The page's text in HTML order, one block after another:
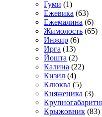
Гуми (1)
Ежевика (63)
Ежемалина (6)
Жимолость (65)
Инжир (6)
Ирга (13)
Йошта (2)
Калина (22)
Кизил (4)
Клюква (5)
Княженика (3)
Крыжовник (83)